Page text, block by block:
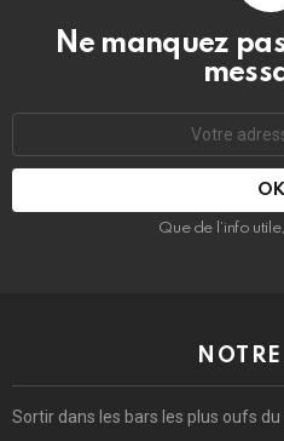
Ne manquez
mail
Que de l’info
Sortir dans les bars les plus oufs